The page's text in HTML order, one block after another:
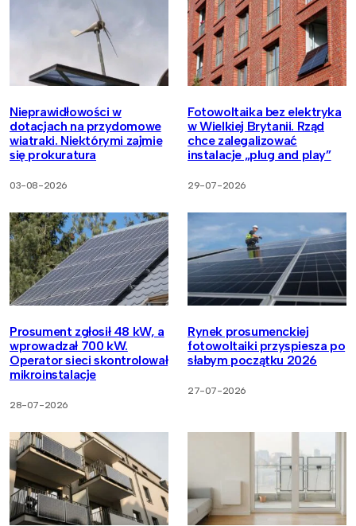
Nieprawidłowości w
dotacjach na przydomowe
wiatraki. Niektórymi zajmie
się prokuratura
03-08-2026
Fotowoltaika bez elektryka
w Wielkiej Brytanii. Rząd
chce zalegalizować
instalacje „plug and play”
29-07-2026
Prosument zgłosił 48 kW, a
wprowadzał 700 kW.
Operator sieci skontrolował
mikroinstalacje
28-07-2026
Rynek prosumenckiej
fotowoltaiki przyspiesza po
słabym początku 2026
27-07-2026